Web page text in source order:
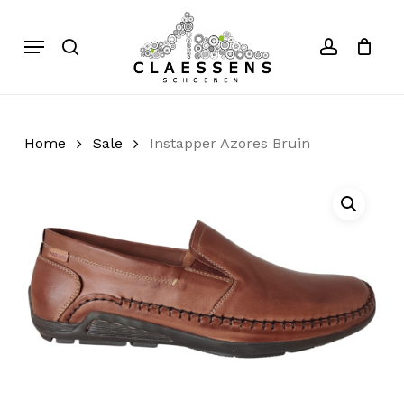
main
account
Menu Cart Close
Cart
Home Sale Instapper Azores Bruin